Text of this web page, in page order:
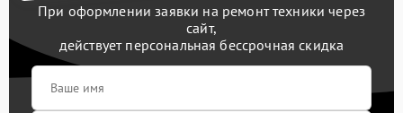
При оформлении заявки на ремонт техники через
сайт,
действует персональная бессрочная скидка